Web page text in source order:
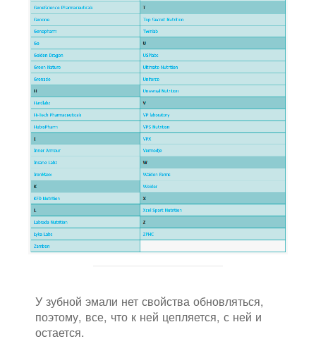
У зубной эмали нет свойства обновляться,
поэтому, все, что к ней цепляется, с ней и
остается.